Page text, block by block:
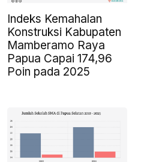
Indeks Kemahalan
Konstruksi Kabupaten
Mamberamo Raya
Papua Capai 174,96
Poin pada 2025